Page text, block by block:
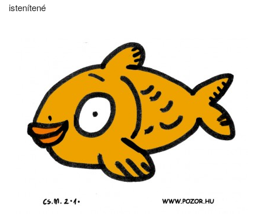
istenítené